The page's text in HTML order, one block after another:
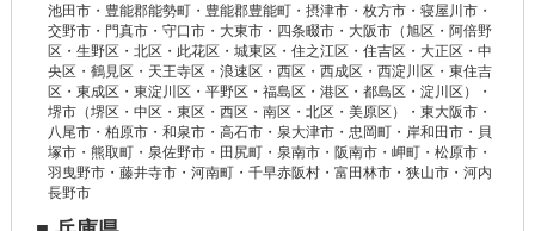
池田市・豊能郡能勢町・豊能郡豊能町・摂津市・枚方市・寝屋川市・
交野市・門真市・守口市・大東市・四条畷市・大阪市（旭区・阿倍野
区・生野区・北区・此花区・城東区・住之江区・住吉区・大正区・中
央区・鶴見区・天王寺区・浪速区・西区・西成区・西淀川区・東住吉
区・東成区・東淀川区・平野区・福島区・港区・都島区・淀川区）・
堺市（堺区・中区・東区・西区・南区・北区・美原区）・東大阪市・
八尾市・柏原市・和泉市・高石市・泉大津市・忠岡町・岸和田市・貝
塚市・熊取町・泉佐野市・田尻町・泉南市・阪南市・岬町・松原市・
羽曳野市・藤井寺市・河南町・千早赤阪村・富田林市・狭山市・河内
長野市